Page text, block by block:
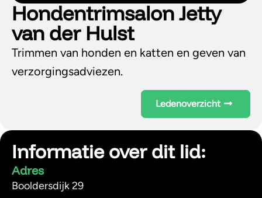
Hondentrimsalon Jetty
van der Hulst
Trimmen van honden en katten en geven van
verzorgingsadviezen.
Ledenoverzicht
Informatie over dit lid:
Adres
Booldersdijk 29